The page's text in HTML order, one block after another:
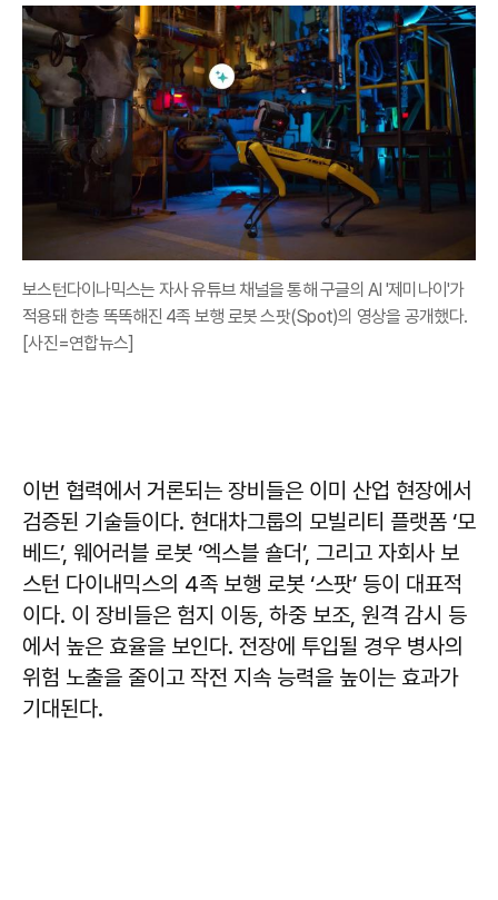
보스턴다이나믹스는 자사 유튜브 채널을 통해 구글의 AI '제미나이'가
적용돼 한층 똑똑해진 4족 보행 로봇 스팟(Spot)의 영상을 공개했다.
[사진=연합뉴스]
이번 협력에서 거론되는 장비들은 이미 산업 현장에서
검증된 기술들이다. 현대차그룹의 모빌리티 플랫폼 ‘모
베드’, 웨어러블 로봇 ‘엑스블 숄더’, 그리고 자회사 보
스턴 다이내믹스의 4족 보행 로봇 ‘스팟’ 등이 대표적
이다. 이 장비들은 험지 이동, 하중 보조, 원격 감시 등
에서 높은 효율을 보인다. 전장에 투입될 경우 병사의
위험 노출을 줄이고 작전 지속 능력을 높이는 효과가
기대된다.